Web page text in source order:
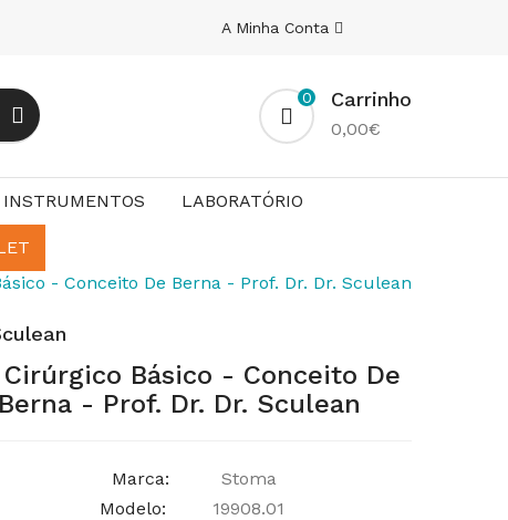
A Minha Conta
0 Carrinho
0,00€
INSTRUMENTOS LABORATÓRIO
- Conceito De Berna - Prof. Dr. Dr. Sculean
Básico - Conceito De
Berna - Prof. Dr. Dr. Sculean
Marca:
Stoma
Modelo:
19908.01